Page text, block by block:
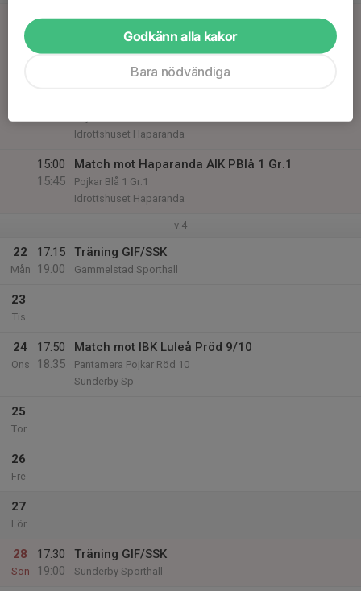
Sön
11:00
Match mot Bergnäsets AIK/Alviks IK PBlå
Pojkar Blå 1 Gr.1
Idrottshuset Haparanda
Idrottshuset Haparanda
15:00
15:45
Match mot Haparanda AIK PBlå 1 Gr.1
Pojkar Blå 1 Gr.1
Idrottshuset Haparanda
v.4
22
Mån
17:15
19:00
Träning GIF/SSK
Gammelstad Sporthall
23
Tis
24
Ons
17:50
18:35
Match mot IBK Luleå Pröd 9/10
Pantamera Pojkar Röd 10
Sunderby Sp
25
Tor
26
Fre
27
Lör
28
Sön
17:30
19:00
Träning GIF/SSK
Sunderby Sporthall
Godkänn alla kakor
Bara nödvändiga